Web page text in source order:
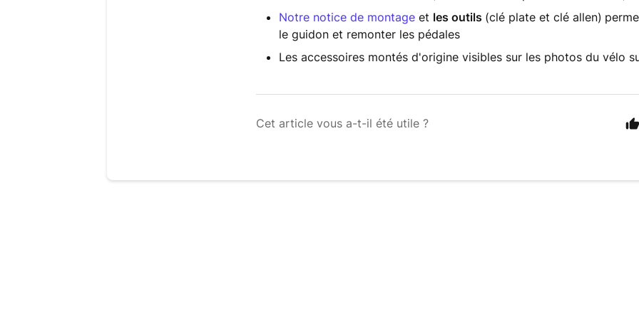
Notre notice de montage et les outils (clé plate et clé allen)
le guidon et remonter les pédales
Les accessoires montés d'origine visibles sur les photos du vélo
Cet article vous a-t-il été utile ?